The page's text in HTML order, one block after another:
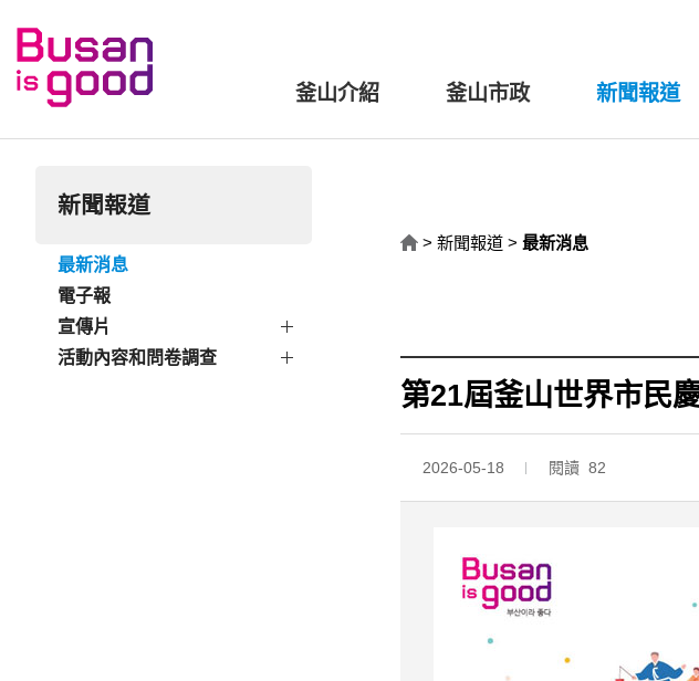
釜山介紹 釜山市政 新聞報道
新聞報道
最新消息
電子報
宣傳片
活動內容和問卷調查
> 新聞報道 > 最新消息
第21屆釜山世界市民
2026-05-18 閱讀 82